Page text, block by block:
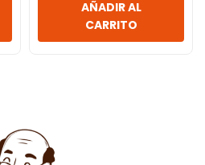
AÑADIR AL
CARRITO